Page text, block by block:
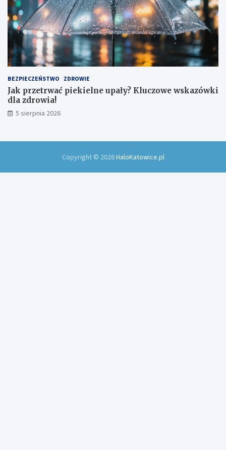
BEZPIECZEŃSTWO ZDROWIE
Jak przetrwać piekielne upały? Kluczowe wskazówki
dla zdrowia!
5 sierpnia 2026
Copyright © 2026HaloKatowice.pl